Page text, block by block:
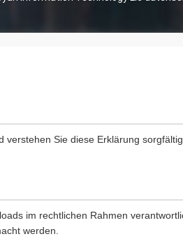
verstehen Sie diese Erklärung
im rechtlichen Rahmen
werden.